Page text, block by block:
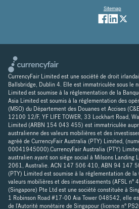
Sitemap
CurrencyFair Limited est une société de droit
Ballsbridge, Dublin 4. Elle est immatriculée sous le
Limited est soumise à la réglementation de la
Asia Limited est soumis à la réglementation des
(MSO) du Département des Douanes et Accises
12100 12/F, YF LIFE TOWER, 33 Lockhart Road,
Limited (ARBN 154 043 455) est immatriculée
australienne des valeurs mobilières et des
agréé de CurrencyFair Australia (PTY) Limited,
00041945000).CurrencyFair Australia (PTY)
australien ayant son siège social à Milsons Landing
2061, Australie. ACN 147 506 410, ABN 94 147
(PTY) Limited est soumise à la réglementation de la
valeurs mobilières et des investissements (AFSL n°
(Singapore) Pte Ltd est une société constituée à
1 Robinson Road #17-00 Aia Tower 048542, elle
de l'Autorité monétaire de Singapour (licence n°